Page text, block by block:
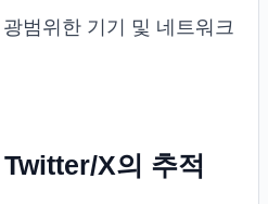
범위한 기기 및 네트워크
X의 추적